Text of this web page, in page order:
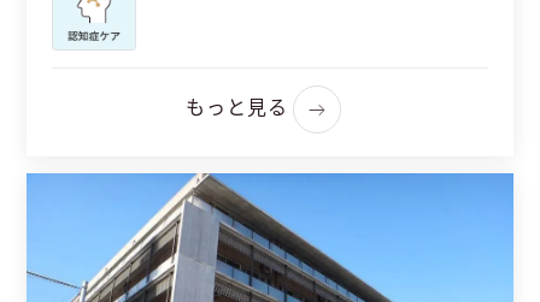
もっと見る